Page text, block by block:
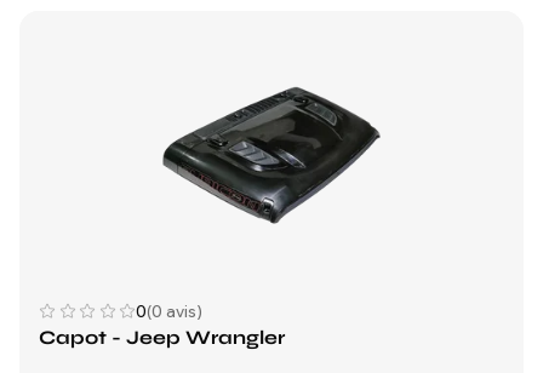
0(0 avis)
Capot - Jeep Wrangler